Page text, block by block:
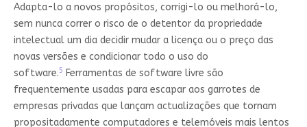
Adapta-lo a novos propósitos, corrigi-lo ou melhorá-lo,
sem nunca correr o risco de o detentor da propriedade
intelectual um dia decidir mudar a licença ou o preço das
novas versões e condicionar todo o uso do
software.5 Ferramentas de software livre são
frequentemente usadas para escapar aos garrotes de
empresas privadas que lançam actualizações que tornam
propositadamente computadores e telemóveis mais lentos